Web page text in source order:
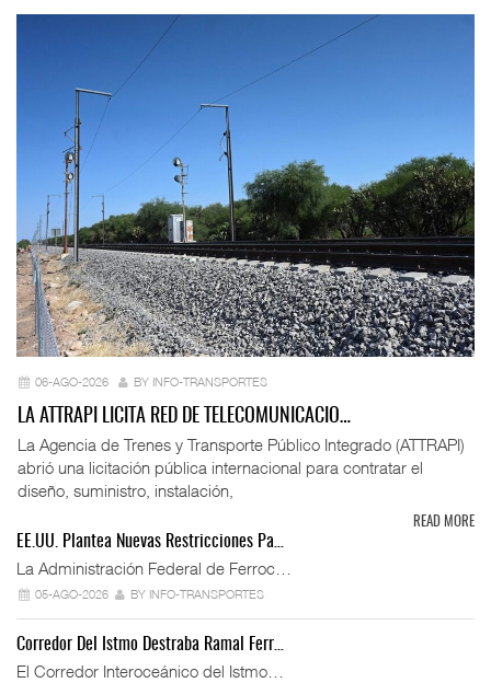
06-AGO-2026 BY INFO-TRANSPORTES
LA ATTRAPI LICITA RED DE TELECOMUNICACIO…
La Agencia de Trenes y Transporte Público Integrado (ATTRAPI)
abrió una licitación pública internacional para contratar el
diseño, suministro, instalación,
READ MORE
EE.UU. Plantea Nuevas Restricciones Pa…
La Administración Federal de Ferroc…
05-AGO-2026 BY INFO-TRANSPORTES
Corredor Del Istmo Destraba Ramal Ferr…
El Corredor Interoceánico del Istmo…